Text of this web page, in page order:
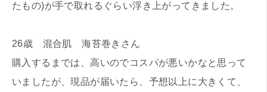
たもの)が手で取れるぐらい浮き上がってきました。
26歳 混合肌 海苔巻きさん
購入するまでは、高いのでコスパが悪いかなと思って
いましたが、現品が届いたら、予想以上に大きくて、